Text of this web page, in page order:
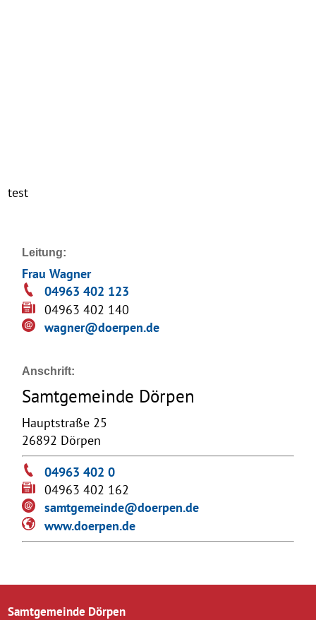
test
Leitung:
Frau Wagner
04963 402 123
04963 402 140
wagner@doerpen.de
Anschrift:
Samtgemeinde Dörpen
Hauptstraße 25
26892 Dörpen
04963 402 0
04963 402 162
samtgemeinde@doerpen.de
www.doerpen.de
Samtgemeinde Dörpen